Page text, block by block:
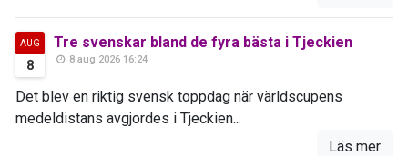
AUG
8
Tre svenskar bland de fyra bästa i Tjeckien
8 aug 2026 16:24
Det blev en riktig svensk toppdag när världscupens
medeldistans avgjordes i Tjeckien...
Läs mer